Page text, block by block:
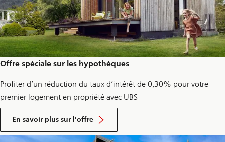
Offre spéciale sur les hypothèques
Profiter d’un réduction du taux d’intérêt de 0,30% pour votre
premier logement en propriété avec UBS
En savoir plus sur l’offre
Environ
Prenez
vous